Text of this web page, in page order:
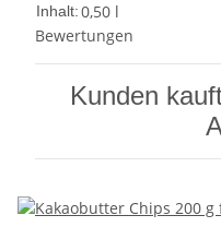
Inhalt:0,50 l
Bewertungen
Kunden